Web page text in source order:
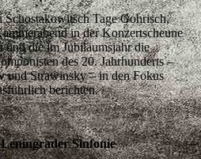
Tage Gohrisch,
in der Konzertscheune
die im Jubiläumsjahr die
des 20. Jahrhunderts –
und Strawinsky – in den Fokus
berichten.
Sinfonie